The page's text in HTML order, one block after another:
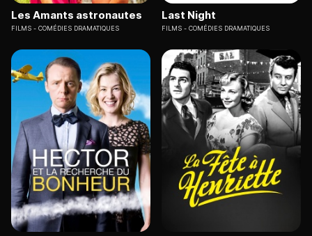
Les Amants astronautes
FILMS COMÉDIES DRAMATIQUES
Last Night
FILMS COMÉDIES DRAMATIQUES